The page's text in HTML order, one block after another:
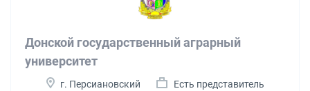
Донской государственный аграрный
университет
г. Персиановский Есть представитель